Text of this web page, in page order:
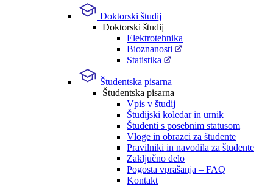
Doktorski študij
Doktorski študij
Elektrotehnika
Bioznanosti
Statistika
Študentska pisarna
Študentska pisarna
Vpis v študij
Študijski koledar in urnik
Študenti s posebnim statusom
Vloge in obrazci za študente
Pravilniki in navodila za študente
Zaključno delo
Pogosta vprašanja – FAQ
Kontakt